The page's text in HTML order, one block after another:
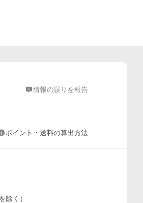
情報の誤りを報告
ポイント・送料の算出方法
除く）